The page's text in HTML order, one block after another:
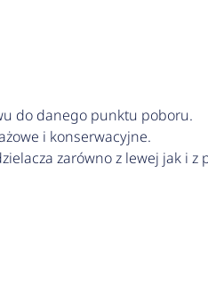
do danego punktu poboru.
i konserwacyjne.
zarówno z lewej jak i z